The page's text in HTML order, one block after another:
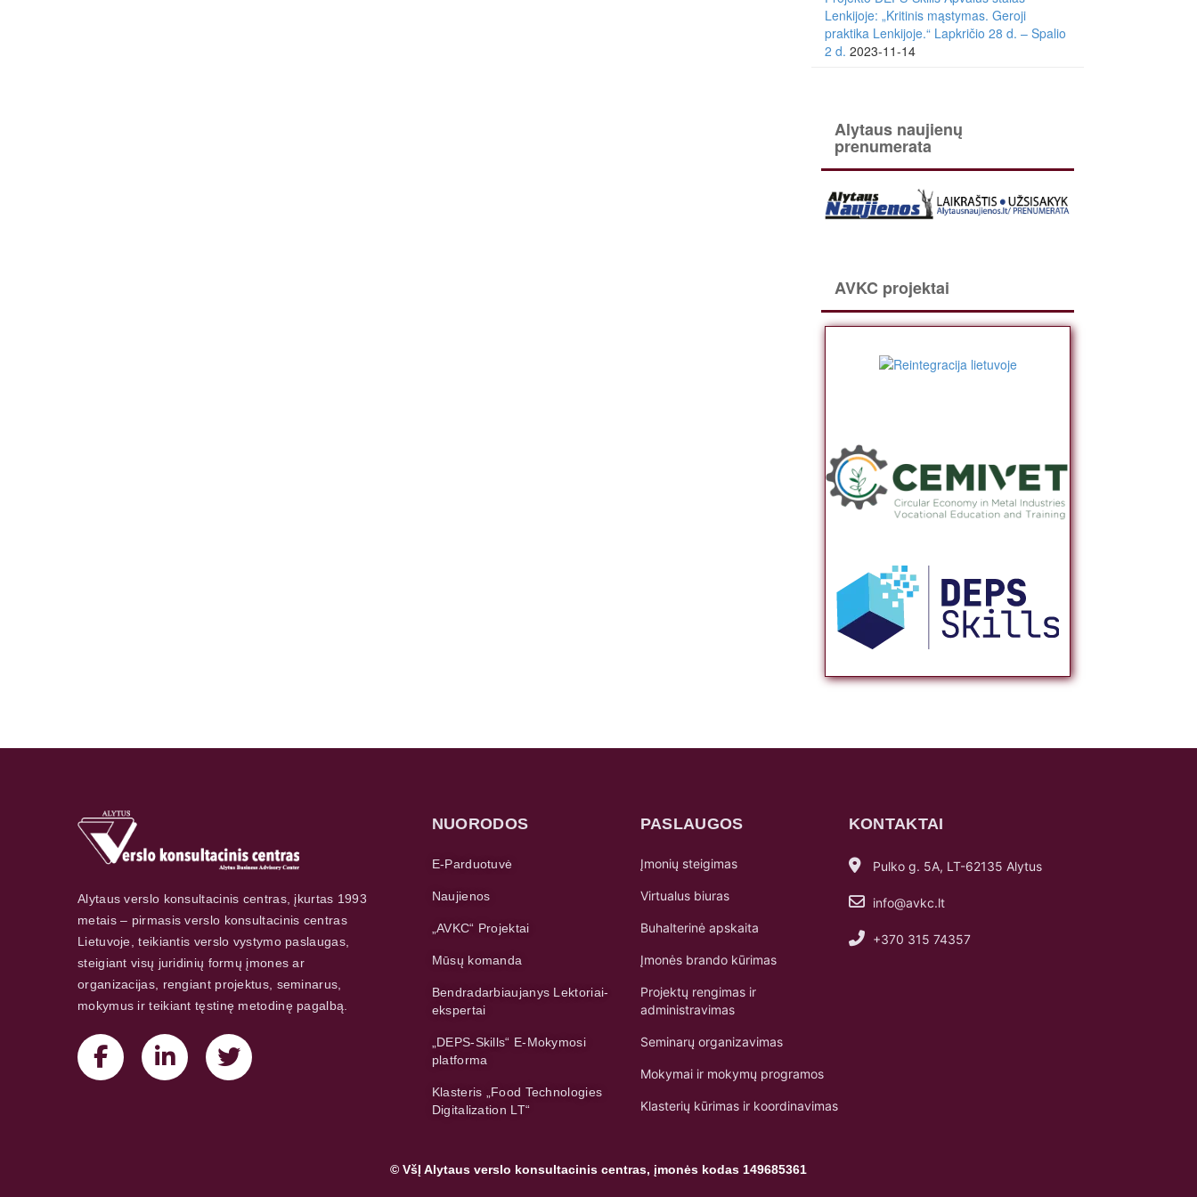
Lenkijoje: „Kritinis mąstymas. Geroji
praktika Lenkijoje.“ Lapkričio 28 d. – Spalio
2 d. 2023-11-14
Alytaus naujienų
prenumerata
AVKC projektai
Alytaus verslo konsultacinis centras, įkurtas 1993
metais – pirmasis verslo konsultacinis centras
Lietuvoje, teikiantis verslo vystymo paslaugas,
steigiant visų juridinių formų įmones ar
organizacijas, rengiant projektus, seminarus,
mokymus ir teikiant tęstinę metodinę pagalbą.
NUORODOS
E-Parduotuvė
Naujienos
„AVKC“ Projektai
Mūsų komanda
Bendradarbiaujanys Lektoriai-
ekspertai
„DEPS-Skills“ E-Mokymosi
platforma
Klasteris „Food Technologies
Digitalization LT“
PASLAUGOS
Įmonių steigimas
Virtualus biuras
Buhalterinė apskaita
Įmonės brando kūrimas
Projektų rengimas ir
administravimas
Seminarų organizavimas
Mokymai ir mokymų programos
Klasterių kūrimas ir koordinavimas
KONTAKTAI
Pulko g. 5A, LT-62135 Alytus
info@avkc.lt
+370 315 74357
© VšĮ Alytaus verslo konsultacinis centras, įmonės kodas 149685361